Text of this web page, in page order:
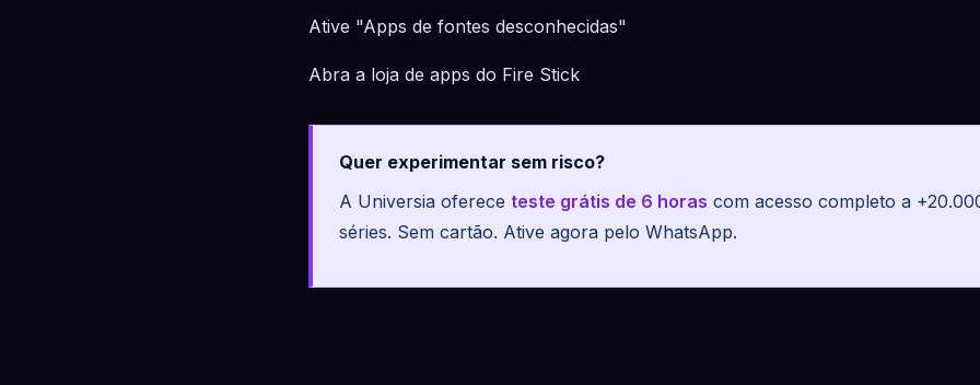
Ative "Apps de fontes desconhecidas"
Abra a loja de apps do Fire Stick
Quer experimentar sem risco?
A Universia oferece teste grátis de 6 horas com acesso completo a
séries. Sem cartão. Ative agora pelo WhatsApp.